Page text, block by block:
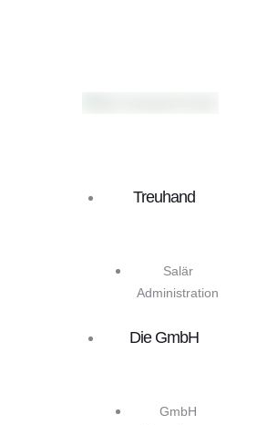
Treuhand
Salär
Administration
Die GmbH
GmbH